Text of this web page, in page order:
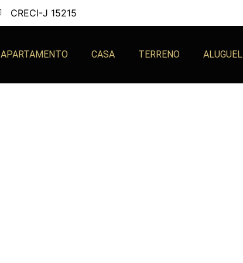
CRECI-J 15215
APARTAMENTO CASA TERRENO ALUGUEL